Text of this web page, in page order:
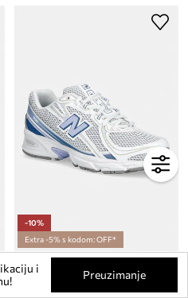
-10%
Extra -5% s kodom: OFF*
New Balance 740 tenisice za žene
Trenutna cijena:
i
Preuzimanje